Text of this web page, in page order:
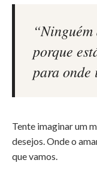
porque
para onde
Tente imaginar um
desejos. Onde o
que vamos.